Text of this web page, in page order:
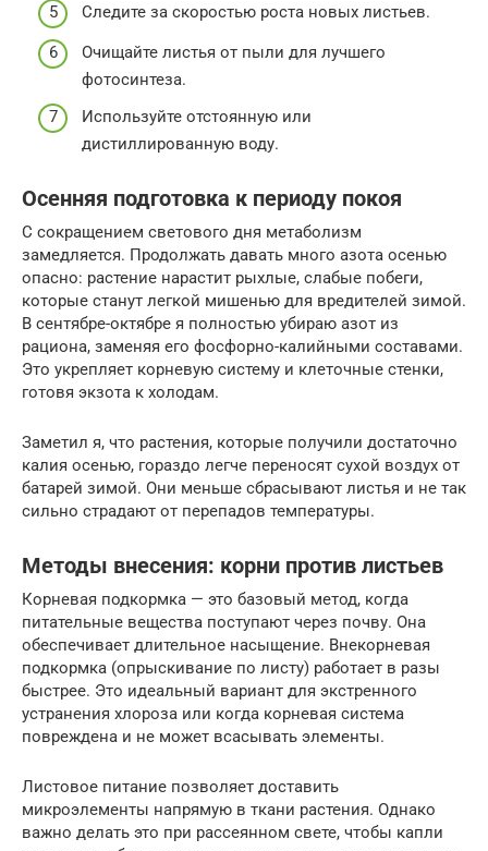
Следите за скоростью роста новых листьев.
Очищайте листья от пыли для лучшего
фотосинтеза.
Используйте отстоянную или
дистиллированную воду.
Осенняя подготовка к периоду покоя
С сокращением светового дня метаболизм
замедляется. Продолжать давать много азота осенью
опасно: растение нарастит рыхлые, слабые побеги,
которые станут легкой мишенью для вредителей зимой.
В сентябре-октябре я полностью убираю азот из
рациона, заменяя его фосфорно-калийными составами.
Это укрепляет корневую систему и клеточные стенки,
готовя экзота к холодам.
Заметил я, что растения, которые получили достаточно
калия осенью, гораздо легче переносят сухой воздух от
батарей зимой. Они меньше сбрасывают листья и не так
сильно страдают от перепадов температуры.
Методы внесения: корни против листьев
Корневая подкормка — это базовый метод, когда
питательные вещества поступают через почву. Она
обеспечивает длительное насыщение. Внекорневая
подкормка (опрыскивание по листу) работает в разы
быстрее. Это идеальный вариант для экстренного
устранения хлороза или когда корневая система
повреждена и не может всасывать элементы.
Листовое питание позволяет доставить
микроэлементы напрямую в ткани растения. Однако
важно делать это при рассеянном свете, чтобы капли